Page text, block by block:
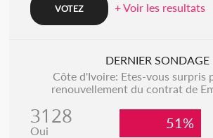
+ Voir les resultats
DERNIER SONDAGE
Côte d'Ivoire: Etes-vous surpris
renouvellement du contrat de
3128
Oui 51%